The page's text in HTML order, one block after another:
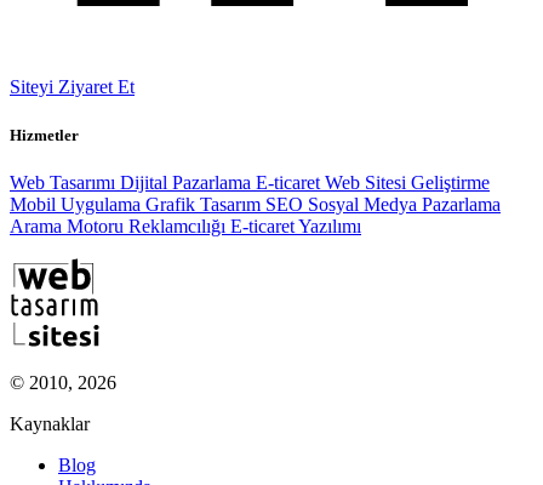
Siteyi Ziyaret Et
Hizmetler
Web Tasarımı Dijital Pazarlama E-ticaret Web Sitesi Geliştirme
Mobil Uygulama Grafik Tasarım SEO Sosyal Medya Pazarlama
Arama Motoru Reklamcılığı E-ticaret Yazılımı
© 2010, 2026
Kaynaklar
Blog